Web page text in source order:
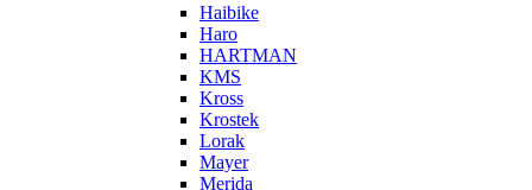
Haibike
Haro
HARTMAN
KMS
Kross
Krostek
Lorak
Mayer
Merida